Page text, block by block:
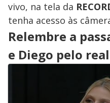
vivo, na tela da
tenha acesso às
Relembre a
e Diego pelo